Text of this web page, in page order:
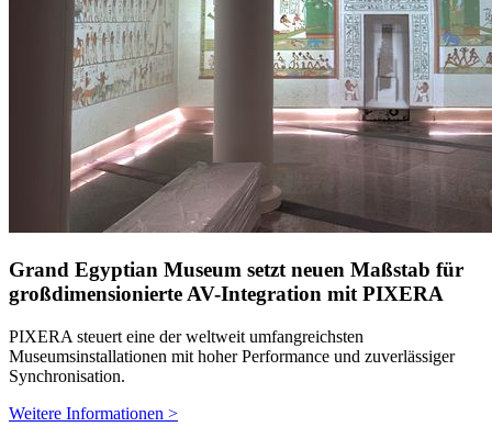
Grand Egyptian Museum setzt neuen Maßstab für
großdimensionierte AV-Integration mit PIXERA
PIXERA steuert eine der weltweit umfangreichsten
Museumsinstallationen mit hoher Performance und zuverlässiger
Synchronisation.
Weitere Informationen >